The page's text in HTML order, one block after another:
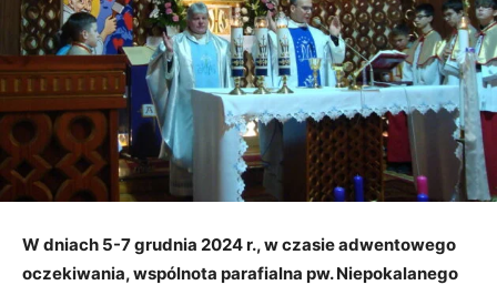
W dniach 5-7 grudnia 2024 r., w czasie adwentowego
oczekiwania, wspólnota parafialna pw. Niepokalanego